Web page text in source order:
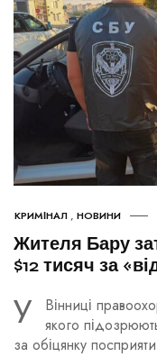
КРИМІНАЛ , НОВИНИ
Жителя Бару
$12 тисяч за
У
Вінниці
якого
за обіцянку посприяти